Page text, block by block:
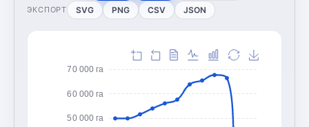
ЭКСПОРТ SVG PNG CSV JSON
50 000 га
60 000 га
70 000 га